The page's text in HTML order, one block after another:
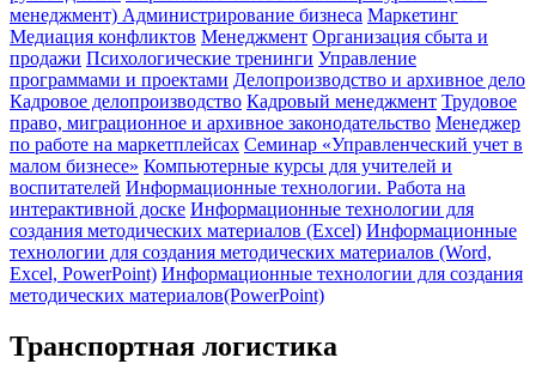
менеджмент) Администрирование бизнеса Маркетинг
Медиация конфликтов Менеджмент Организация сбыта и
продажи Психологические тренинги Управление
программами и проектами Делопроизводство и архивное дело
Кадровое делопроизводство Кадровый менеджмент Трудовое
право, миграционное и архивное законодательство Менеджер
по работе на маркетплейсах Семинар «Управленческий учет в
малом бизнесе» Компьютерные курсы для учителей и
воспитателей Информационные технологии. Работа на
интерактивной доске Информационные технологии для
создания методических материалов (Excel) Информационные
технологии для создания методических материалов (Word,
Excel, PowerPoint) Информационные технологии для создания
методических материалов(PowerPoint)
Транспортная логистика